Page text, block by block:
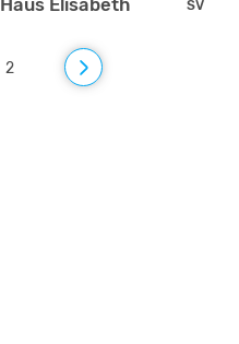
SV
2